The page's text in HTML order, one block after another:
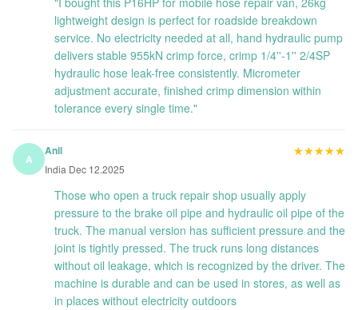
lightweight design is perfect for roadside breakdown
service. No electricity needed at all, hand hydraulic pump
delivers stable 955kN crimp force, crimp 1/4''-1'' 2/4SP
hydraulic hose leak-free consistently. Micrometer
adjustment accurate, finished crimp dimension within
tolerance every single time."
A
Anil
India Dec 12.2025
★★★★★
★★★★★
Those who open a truck repair shop usually apply
pressure to the brake oil pipe and hydraulic oil pipe of the
truck. The manual version has sufficient pressure and the
joint is tightly pressed. The truck runs long distances
without oil leakage, which is recognized by the driver. The
machine is durable and can be used in stores, as well as
in places without electricity outdoors